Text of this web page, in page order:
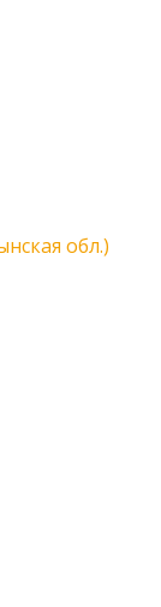
обл.)